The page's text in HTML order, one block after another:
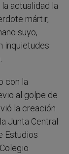
actualidad la
mártir,
suyo,
inquietudes
con la
al golpe de
la creación
Junta Central
Estudios